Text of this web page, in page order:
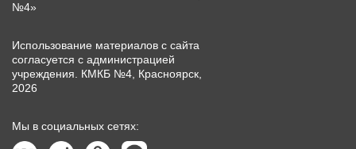
№4»
Использование материалов с сайта
согласуется с администрацией
учреждения. КМКБ №4, Красноярск,
2026
Мы в социальных сетях: